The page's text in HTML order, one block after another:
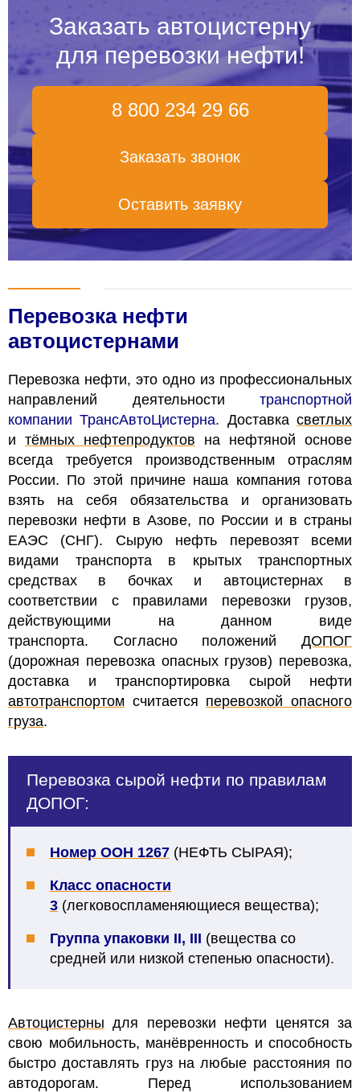
Заказать автоцистерну
для перевозки нефти!
8 800 234 29 66
Заказать звонок
Оставить заявку
Перевозка нефти
автоцистернами
Перевозка нефти, это одно из профессиональных
направлений деятельности транспортной
компании ТрансАвтоЦистерна. Доставкасветлых
и тёмных нефтепродуктов на нефтяной основе
всегда требуется производственным отраслям
России. По этой причине наша компания готова
взять на себя обязательства и организовать
перевозки нефти в Азове, по России и в страны
ЕАЭС (СНГ). Сырую нефть перевозят всеми
видами транспорта в крытых транспортных
средствах в бочках и автоцистернах в
соответствии с правилами перевозки грузов,
действующими на данном виде
транспорта. Согласно положенийДОПОГ
(дорожная перевозка опасных грузов) перевозка,
доставка и транспортировка сырой нефти
автотранспортом считается перевозкой опасного
груза.
Перевозка сырой нефти по правилам
ДОПОГ:
Номер ООН 1267 (НЕФТЬ СЫРАЯ);
Класс опасности
3 (легковоспламеняющиеся вещества);
Группа упаковки II, III (вещества со
средней или низкой степенью опасности).
Автоцистерны для перевозки нефти ценятся за
свою мобильность, манёвренность и способность
быстро доставлять груз на любые расстояния по
автодорогам. Перед использованием